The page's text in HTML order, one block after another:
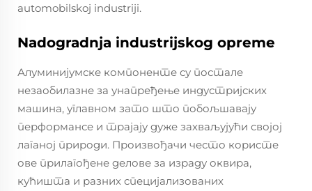
automobilskoj industriji.
Nadogradnja industrijskog opreme
Алуминијумске компоненте су постале
незаобилазне за унапређење индустријских
машина, углавном зато што побољшавају
перформансе и трајају дуже захваљујући својој
лаганој природи. Произвођачи често користе
ове прилагођене делове за израду оквира,
кућишта и разних специјализованих